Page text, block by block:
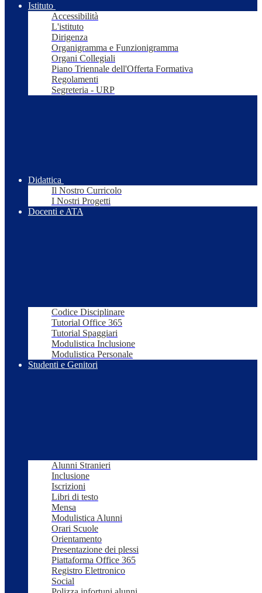
Istituto
Accessibilità
L'istituto
Dirigenza
Organigramma e Funzionigramma
Organi Collegiali
Piano Triennale dell'Offerta Formativa
Regolamenti
Segreteria - URP
Didattica
Il Nostro Curricolo
I Nostri Progetti
Docenti e ATA
Codice Disciplinare
Tutorial Office 365
Tutorial Spaggiari
Modulistica Inclusione
Modulistica Personale
Studenti e Genitori
Alunni Stranieri
Inclusione
Iscrizioni
Libri di testo
Mensa
Modulistica Alunni
Orari Scuole
Orientamento
Presentazione dei plessi
Piattaforma Office 365
Registro Elettronico
Social